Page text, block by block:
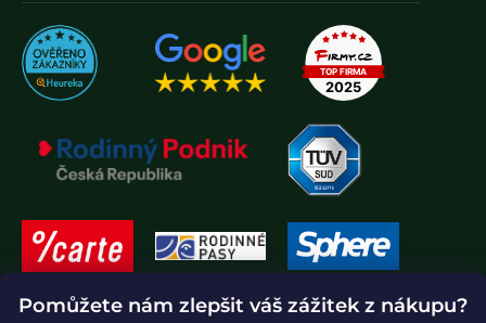
Pomůžete nám zlepšit váš zážitek z nákupu?